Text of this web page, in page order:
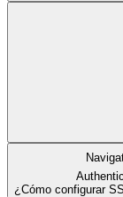
¿Cómo configurar